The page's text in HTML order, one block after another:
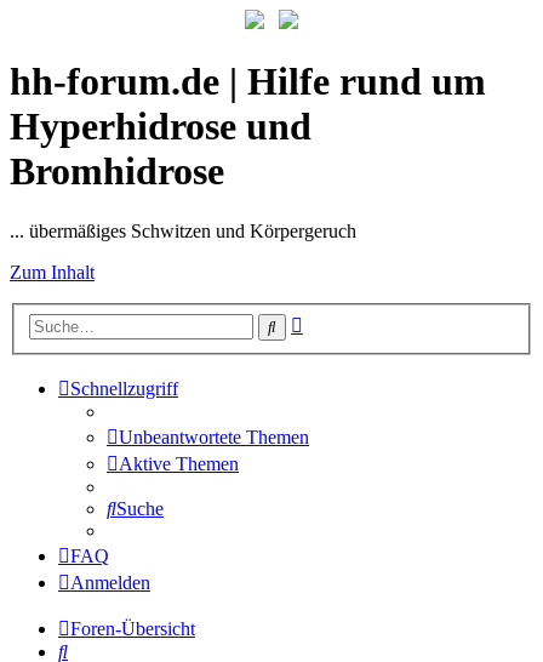
hh-forum.de | Hilfe rund um
Hyperhidrose und
Bromhidrose
... übermäßiges Schwitzen und Körpergeruch
Zum Inhalt
Suche
Schnellzugriff
Unbeantwortete Themen
Aktive Themen
Suche
FAQ
Anmelden
Foren-Übersicht
Suche